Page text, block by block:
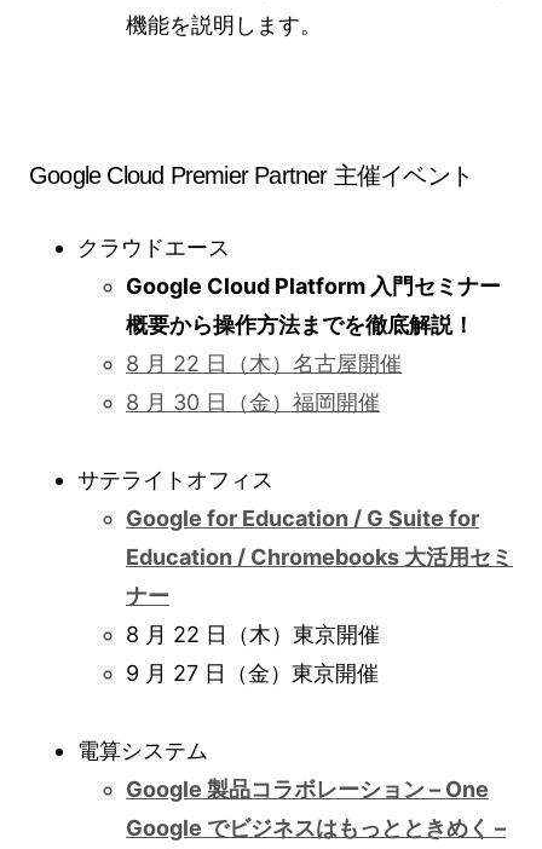
機能を説明します。
Google Cloud Premier Partner 主催イベント
クラウドエース
Google Cloud Platform 入門セミナー
概要から操作方法までを徹底解説！
8 月 22 日（木）名古屋開催
8 月 30 日（金）福岡開催
サテライトオフィス
Google for Education / G Suite for
Education / Chromebooks 大活用セミ
ナー
8 月 22 日（木）東京開催
9 月 27 日（金）東京開催
電算システム
Google 製品コラボレーション – One
Google でビジネスはもっとときめく –